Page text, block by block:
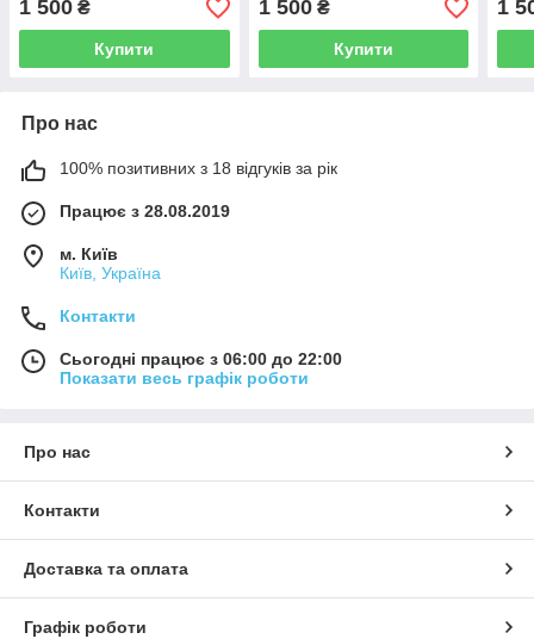
1 500 ₴
Купити
1 500₴
Купити
1
Про нас
100% позитивних з 18 відгуків за рік
Працює з 28.08.2019
м. Київ
Київ, Україна
Контакти
Сьогодні працює з 06:00 до 22:00
Показати весь графік роботи
Про нас
Контакти
Доставка та оплата
Графік роботи